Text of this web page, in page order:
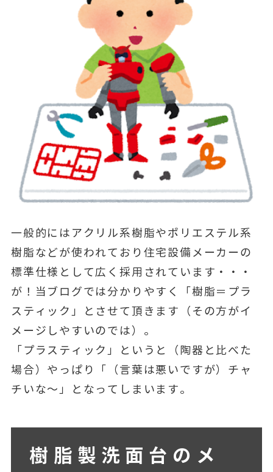
一般的にはアクリル系樹脂やポリエステル系
樹脂などが使われており住宅設備メーカーの
標準仕様として広く採用されています・・・
が！当ブログでは分かりやすく「樹脂＝プラ
スティック」とさせて頂きます（その方がイ
メージしやすいのでは）。
「プラスティック」というと（陶器と比べた
場合）やっぱり「（言葉は悪いですが）チャ
チいな～」となってしまいます。
樹脂製洗面台のメ